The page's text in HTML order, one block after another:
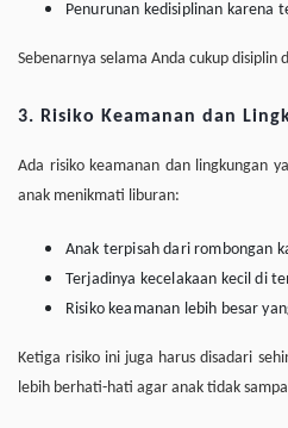
Penurunan kedisiplinan karena
Sebenarnya selama Anda cukup disiplin
3. Risiko Keamanan dan
Ada risiko keamanan dan lingkungan
anak menikmati liburan:
Anak terpisah dari rombongan
Terjadinya kecelakaan kecil di
Risiko keamanan lebih besar
Ketiga risiko ini juga harus disadari
lebih berhati-hati agar anak tidak